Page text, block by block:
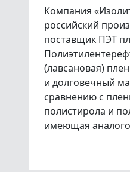
Компания
российский
поставщик ПЭТ
(лавсановая)
и долговечный
сравнению с
полистирола и
имеющая